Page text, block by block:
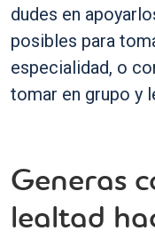
dudes en
posibles para
especialidad, o
tomar en grupo y
Generas
lealtad